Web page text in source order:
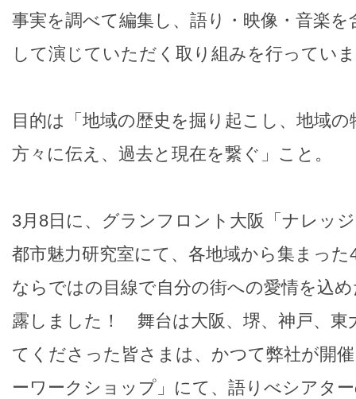
事実を調べて編集し、語り・映像・音楽
して演じていただく取り組みを行ってい
目的は「地域の歴史を掘り起こし、地域
方々に伝え、過去と現在を繋ぐ」こと。
3月8日に、グランフロント大阪「ナレッ
都市魅力研究室にて、各地域から集まっ
ならではの目線で自分の街への愛情を込
露しました！ 舞台は大阪、堺、神戸、東
てくださった皆さまは、かつて弊社が開
ーワークショップ」にて、語りべシアタ